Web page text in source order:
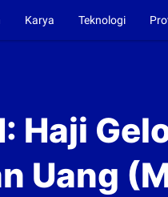
Karya Teknologi
Haji
Uang